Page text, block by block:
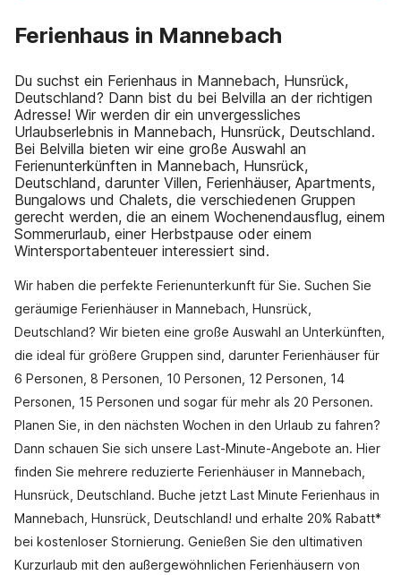
Ferienhaus in Mannebach
Du suchst ein Ferienhaus in Mannebach, Hunsrück,
Deutschland? Dann bist du bei Belvilla an der richtigen
Adresse! Wir werden dir ein unvergessliches
Urlaubserlebnis in Mannebach, Hunsrück, Deutschland.
Bei Belvilla bieten wir eine große Auswahl an
Ferienunterkünften in Mannebach, Hunsrück,
Deutschland, darunter Villen, Ferienhäuser, Apartments,
Bungalows und Chalets, die verschiedenen Gruppen
gerecht werden, die an einem Wochenendausflug, einem
Sommerurlaub, einer Herbstpause oder einem
Wintersportabenteuer interessiert sind.
Wir haben die perfekte Ferienunterkunft für Sie. Suchen Sie
geräumige Ferienhäuser in Mannebach, Hunsrück,
Deutschland? Wir bieten eine große Auswahl an Unterkünften,
die ideal für größere Gruppen sind, darunter Ferienhäuser für
6 Personen, 8 Personen, 10 Personen, 12 Personen, 14
Personen, 15 Personen und sogar für mehr als 20 Personen.
Planen Sie, in den nächsten Wochen in den Urlaub zu fahren?
Dann schauen Sie sich unsere Last-Minute-Angebote an. Hier
finden Sie mehrere reduzierte Ferienhäuser in Mannebach,
Hunsrück, Deutschland. Buche jetzt Last Minute Ferienhaus in
Mannebach, Hunsrück, Deutschland! und erhalte 20% Rabatt*
bei kostenloser Stornierung. Genießen Sie den ultimativen
Kurzurlaub mit den außergewöhnlichen Ferienhäusern von